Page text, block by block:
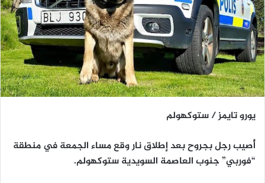
يورو تايمز / ستوكهولم
أُصيب رجل بجروح بعد إطلاق نار وقع مساء الجمعة في منطقة
“فوربي” جنوب العاصمة السويدية ستوكهولم.